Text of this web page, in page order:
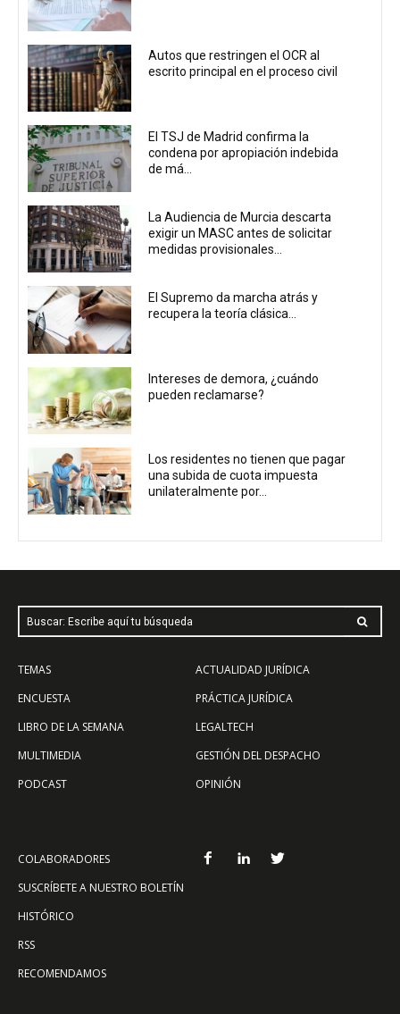
Autos que restringen el OCR al
escrito principal en el proceso civil
El TSJ de Madrid confirma la
condena por apropiación indebida
de má...
La Audiencia de Murcia descarta
exigir un MASC antes de solicitar
medidas provisionales...
El Supremo da marcha atrás y
recupera la teoría clásica...
Intereses de demora, ¿cuándo
pueden reclamarse?
Los residentes no tienen que pagar
una subida de cuota impuesta
unilateralmente por...
Buscar: Escribe aquí tu búsqueda
TEMAS
ENCUESTA
LIBRO DE LA SEMANA
MULTIMEDIA
PODCAST
ACTUALIDAD JURÍDICA
PRÁCTICA JURÍDICA
LEGALTECH
GESTIÓN DEL DESPACHO
OPINIÓN
COLABORADORES
SUSCRÍBETE A NUESTRO BOLETÍN
HISTÓRICO
RSS
RECOMENDAMOS